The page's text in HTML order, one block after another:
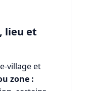
lieu et
village et
zone :